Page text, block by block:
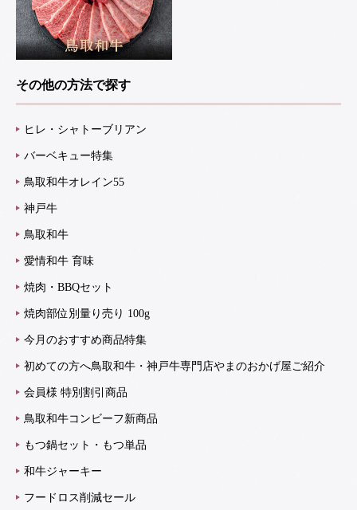
その他の方法で探す
ヒレ・シャトーブリアン
バーベキュー特集
鳥取和牛オレイン55
神戸牛
鳥取和牛
愛情和牛 育味
焼肉・BBQセット
焼肉部位別量り売り 100g
今月のおすすめ商品特集
初めての方へ鳥取和牛・神戸牛専門店やまのおかげ屋ご紹介
会員様 特別割引商品
鳥取和牛コンビーフ新商品
もつ鍋セット・もつ単品
和牛ジャーキー
フードロス削減セール